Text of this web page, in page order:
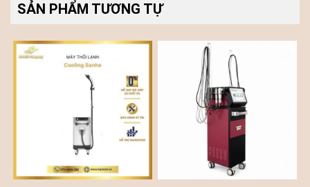
SẢN PHẨM TƯƠNG TỰ